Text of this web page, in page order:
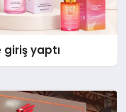
yaptı